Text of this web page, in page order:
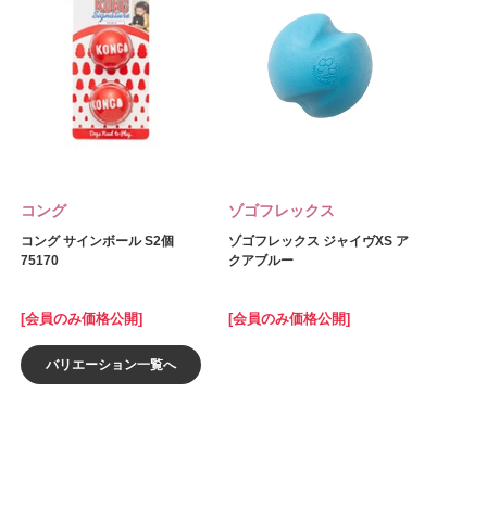
コング
コング サインボール S2個
75170
[会員のみ価格公開]
バリエーション一覧へ
ゾゴフレックス
ゾゴフレックス ジャイヴXS ア
クアブルー
[会員のみ価格公開]